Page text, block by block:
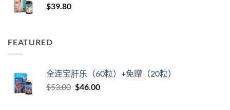
$39.80
FEATURED
全连宝肝乐（60粒）+免赠（20粒）
$53.00 原
$46.00当